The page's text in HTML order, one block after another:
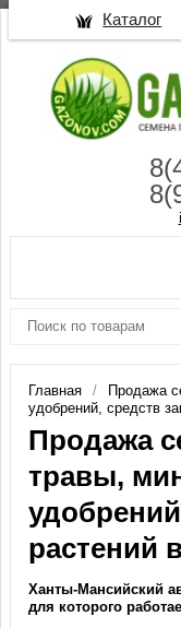
Главная
Продажа
удобрений, средств
Продажа
травы,
растений
Ханты-Мансийский
для которого
Каталог